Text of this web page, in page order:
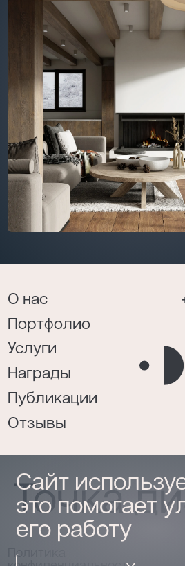
О нас
Портфолио
Услуги
Награды
Публикации
Отзывы
Политика
Сайт
это помогает
его работу